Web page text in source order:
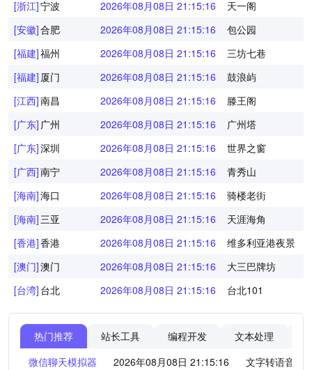
[浙江]宁波 2026年08月08日 21:15:16
天一阁
[安徽]合肥 2026年08月08日 21:15:16
包公园
[福建]福州 2026年08月08日 21:15:16
三坊七巷
[福建] 厦门 2026年08月08日 21:15:16
鼓浪屿
[江西]南昌 2026年08月08日 21:15:16
滕王阁
[广东] 广州 2026年08月08日 21:15:16
广州塔
[广东]深圳 2026年08月08日 21:15:16
世界之窗
[广西]南宁 2026年08月08日 21:15:16
青秀山
[海南]海口 2026年08月08日 21:15:16
骑楼老街
[海南]三亚 2026年08月08日 21:15:16
天涯海角
[香港]香港 2026年08月08日 21:15:16
维多利亚港夜景
[澳门]澳门 2026年08月08日 21:15:16
大三巴牌坊
[台湾] 台北 2026年08月08日 21:15:16 台北101
热门推荐 站长工具 编程开发 文本处理
微信聊天模拟器
2026年08月08日 21:15:16
文字转语音工